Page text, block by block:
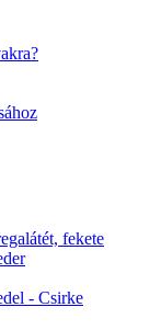
fekete
- Csirke